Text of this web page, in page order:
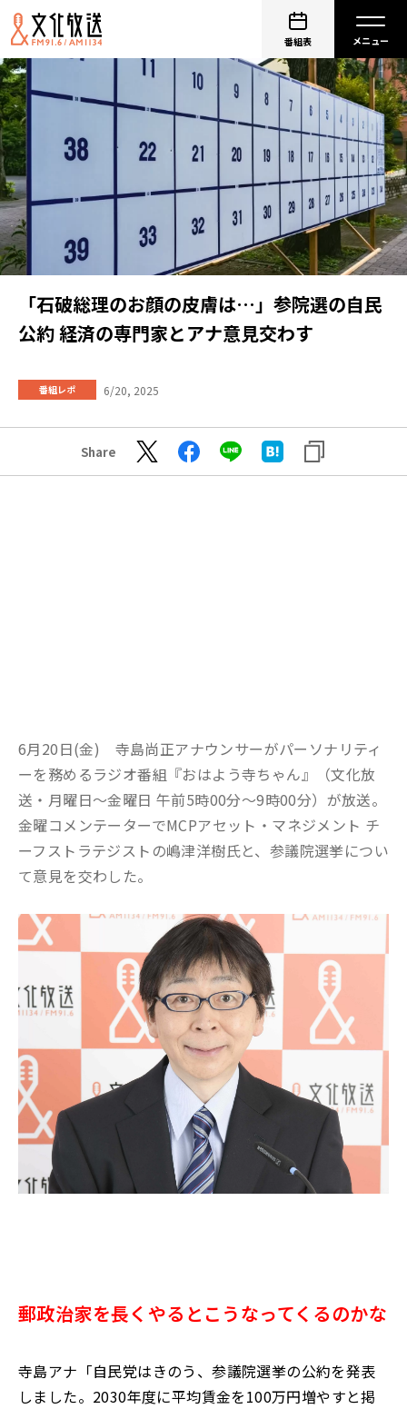
番組表
「石破総理のお顔の皮膚は…」参院選の自民
公約 経済の専門家とアナ意見交わす
番組レポ 6/20, 2025
Share
6月20日(金) 寺島尚正アナウンサーがパーソナリティ
ーを務めるラジオ番組『おはよう寺ちゃん』（文化放
送・月曜日～金曜日 午前5時00分～9時00分）が放送。
金曜コメンテーターでMCPアセット・マネジメント チ
ーフストラテジストの嶋津洋樹氏と、参議院選挙につい
て意見を交わした。
郵政治家を長くやるとこうなってくるのかな
寺島アナ「自民党はきのう、参議院選挙の公約を発表
しました。2030年度に平均賃金を100万円増やすと掲